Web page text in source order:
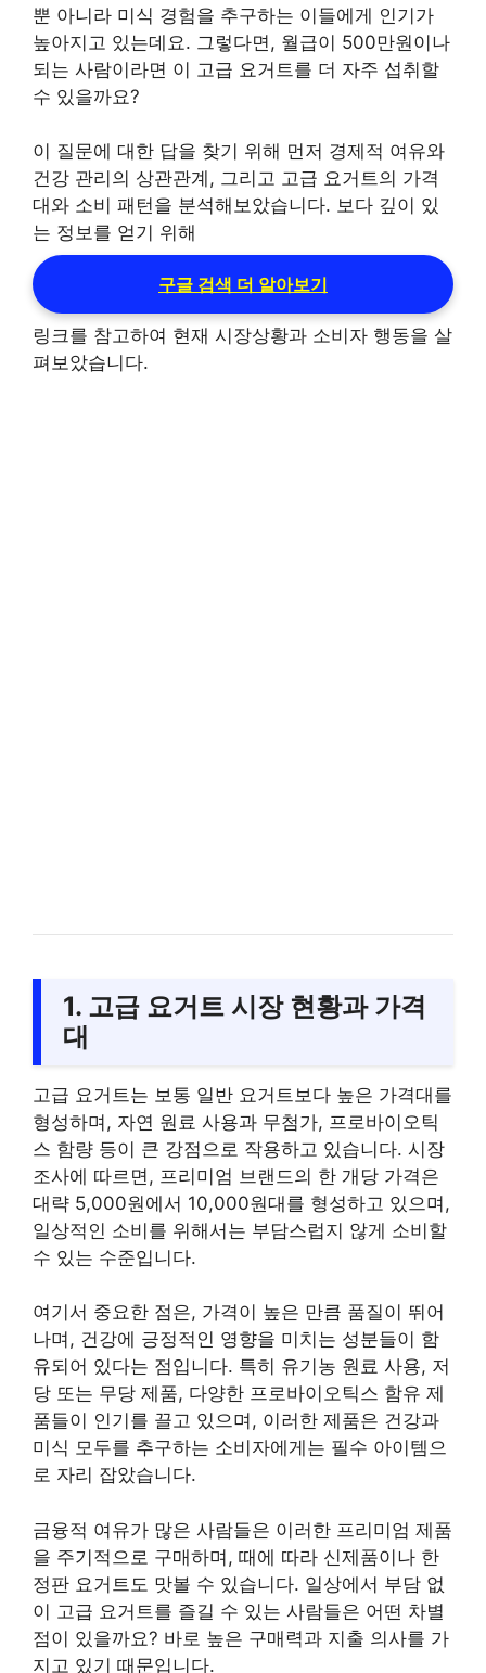
뿐 아니라 미식 경험을 추구하는 이들에게 인기가
높아지고 있는데요. 그렇다면, 월급이 500만원이나
되는 사람이라면 이 고급 요거트를 더 자주 섭취할
수 있을까요?
이 질문에 대한 답을 찾기 위해 먼저 경제적 여유와
건강 관리의 상관관계, 그리고 고급 요거트의 가격
대와 소비 패턴을 분석해보았습니다. 보다 깊이 있
는 정보를 얻기 위해
구글 검색 더 알아보기
링크를 참고하여 현재 시장상황과 소비자 행동을 살
펴보았습니다.
1. 고급 요거트 시장 현황과 가격
대
고급 요거트는 보통 일반 요거트보다 높은 가격대를
형성하며, 자연 원료 사용과 무첨가, 프로바이오틱
스 함량 등이 큰 강점으로 작용하고 있습니다. 시장
조사에 따르면, 프리미엄 브랜드의 한 개당 가격은
대략 5,000원에서 10,000원대를 형성하고 있으며,
일상적인 소비를 위해서는 부담스럽지 않게 소비할
수 있는 수준입니다.
여기서 중요한 점은, 가격이 높은 만큼 품질이 뛰어
나며, 건강에 긍정적인 영향을 미치는 성분들이 함
유되어 있다는 점입니다. 특히 유기농 원료 사용, 저
당 또는 무당 제품, 다양한 프로바이오틱스 함유 제
품들이 인기를 끌고 있으며, 이러한 제품은 건강과
미식 모두를 추구하는 소비자에게는 필수 아이템으
로 자리 잡았습니다.
금융적 여유가 많은 사람들은 이러한 프리미엄 제품
을 주기적으로 구매하며, 때에 따라 신제품이나 한
정판 요거트도 맛볼 수 있습니다. 일상에서 부담 없
이 고급 요거트를 즐길 수 있는 사람들은 어떤 차별
점이 있을까요? 바로 높은 구매력과 지출 의사를 가
지고 있기 때문입니다.